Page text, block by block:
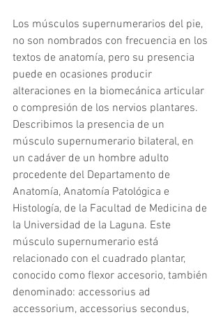
Los músculos supernumerarios del pie,
no son nombrados con frecuencia en los
textos de anatomía, pero su presencia
puede en ocasiones producir
alteraciones en la biomecánica articular
o compresión de los nervios plantares.
Describimos la presencia de un
músculo supernumerario bilateral, en
un cadáver de un hombre adulto
procedente del Departamento de
Anatomía, Anatomía Patológica e
Histología, de la Facultad de Medicina de
la Universidad de la Laguna. Este
músculo supernumerario está
relacionado con el cuadrado plantar,
conocido como flexor accesorio, también
denominado: accessorius ad
accessorium, accessorius secondus,